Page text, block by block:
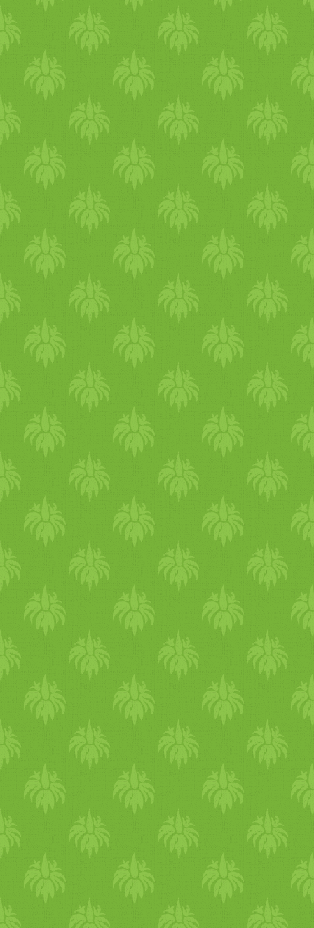
akkor ugyanúgy jeleznék a
csomagoláson, mint a vegán
Marmite címkéjén.). A
sörélesztővel, algákkal,
lucerna és búzacsírával
kapcsolatos vegán
reményeket az táplálja, hogy
egyes vizsgálatok kimutattak
bennük B12 vitamint, de ez
az emberi szervezetszámára
nem hasznosítható,
úgynevezett inaktív analóg.
Egyes oldalak a mosatlan,
organikus eredetű
és zöldséget említik még
forrásként, ha nem mossák
meg fogyasztás előtt.
Véleményem szerint, ha van
is rajta biológiailag aktív
B12, vannak vegánok, akik
nem jutnak organikus
módszerrel termelt
növényekhez (például nekem
sincs lehetőségem napi